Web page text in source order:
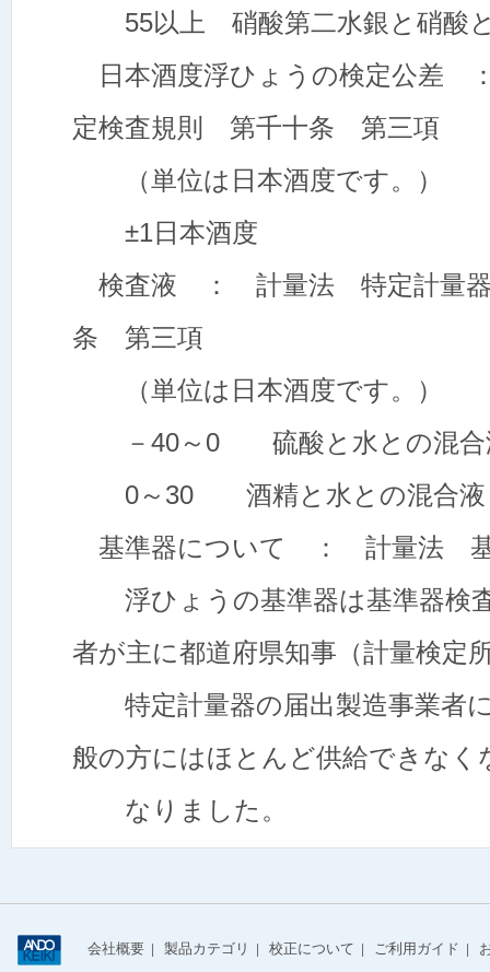
55以上 硝酸第二水銀と硝酸
日本酒度浮ひょうの検定公差
定検査規則 第千十条 第三項
（単位は日本酒度です。）
±1日本酒度
検査液 ： 計量法 特定計量器
条 第三項
（単位は日本酒度です。）
－40～0 硫酸と水との混合
0～30 酒精と水との混合液
基準器について ： 計量法 基
浮ひょうの基準器は基準器検
者が主に都道府県知事（計量検定
特定計量器の届出製造事業者
般の方にはほとんど供給できなく
なりました。
会社概要 製品カテゴリ 校正について ご利用ガイド